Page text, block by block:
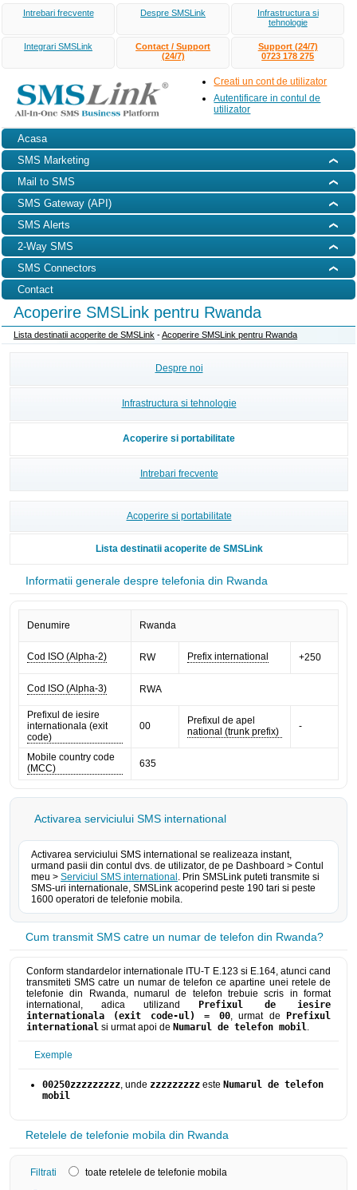
Intrebari frecvente Despre SMSLink
Infrastructura si
tehnologie
Integrari SMSLink
Contact / Support
(24/7)
Support (24/7)
0723 178 275
Creati un cont de utilizator
Autentificare in contul de
utilizator
Acasa
SMS Marketing
Mail to SMS
SMS Gateway (API)
SMS Alerts
2-Way SMS
SMS Connectors
Contact
Acoperire SMSLink pentru Rwanda
Lista destinatii acoperite de SMSLink -Acoperire SMSLink pentru Rwanda
Despre noi
Infrastructura si tehnologie
Acoperire si portabilitate
Intrebari frecvente
Acoperire si portabilitate
Lista destinatii acoperite de SMSLink
Informatii generale despre telefonia din Rwanda
Denumire Rwanda
Cod ISO (Alpha-2) RW Prefix international +250
Cod ISO (Alpha-3) RWA
Prefixul de iesire
internationala (exit
code)
00
Prefixul de apel
national (trunk prefix)
-
Mobile country code
(MCC)
635
Activarea serviciului SMS international
Activarea serviciului SMS international se realizeaza instant,
urmand pasii din contul dvs. de utilizator, de pe Dashboard > Contul
meu > Serviciul SMS international . Prin SMSLink puteti transmite si
SMS-uri internationale, SMSLink acoperind peste 190 tari si peste
1600 operatori de telefonie mobila.
Cum transmit SMS catre un numar de telefon din Rwanda?
Conform standardelor internationale ITU-T E.123 si E.164, atunci cand
transmiteti SMS catre un numar de telefon ce apartine unei retele de
telefonie din Rwanda, numarul de telefon trebuie scris in format
international, adica utilizand
Prefixul de iesire
internationala (exit code-ul) = 00, urmat de
Prefixul
international si urmat apoi de Numarul de telefon mobil.
Exemple
00250zzzzzzzzz, unde zzzzzzzzz este Numarul de telefon
mobil
Retelele de telefonie mobila din Rwanda
Filtrati toate retelele de telefonie mobila